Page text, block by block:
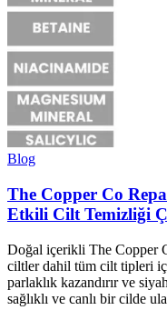
Blog
The Copper Co
Etkili Cilt Temizliği
Doğal içerikli The Copper
ciltler dahil tüm cilt tipleri
parlaklık kazandırır ve
sağlıklı ve canlı bir cilde